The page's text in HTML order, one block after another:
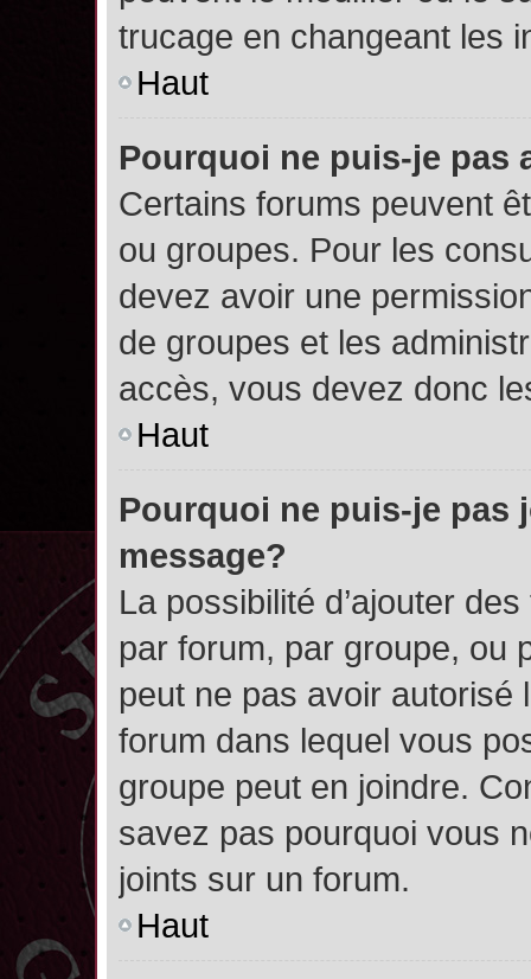
trucage en changeant les
Haut
Pourquoi ne puis-je pas
Certains forums peuvent
ou groupes. Pour les
devez avoir une
de groupes et les
accès, vous devez donc
Haut
Pourquoi ne puis-je pas
message?
La possibilité d’ajouter
par forum, par groupe, ou
peut ne pas avoir autorisé
forum dans lequel vous
groupe peut en joindre.
savez pas pourquoi vous
joints sur un forum.
Haut